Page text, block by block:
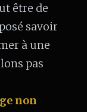
être de
savoir
à une
pas
non